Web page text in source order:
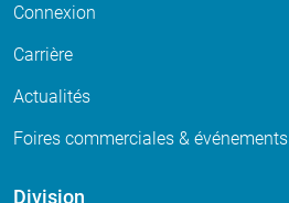
Connexion
Carrière
Actualités
Foires commerciales & événements
Division